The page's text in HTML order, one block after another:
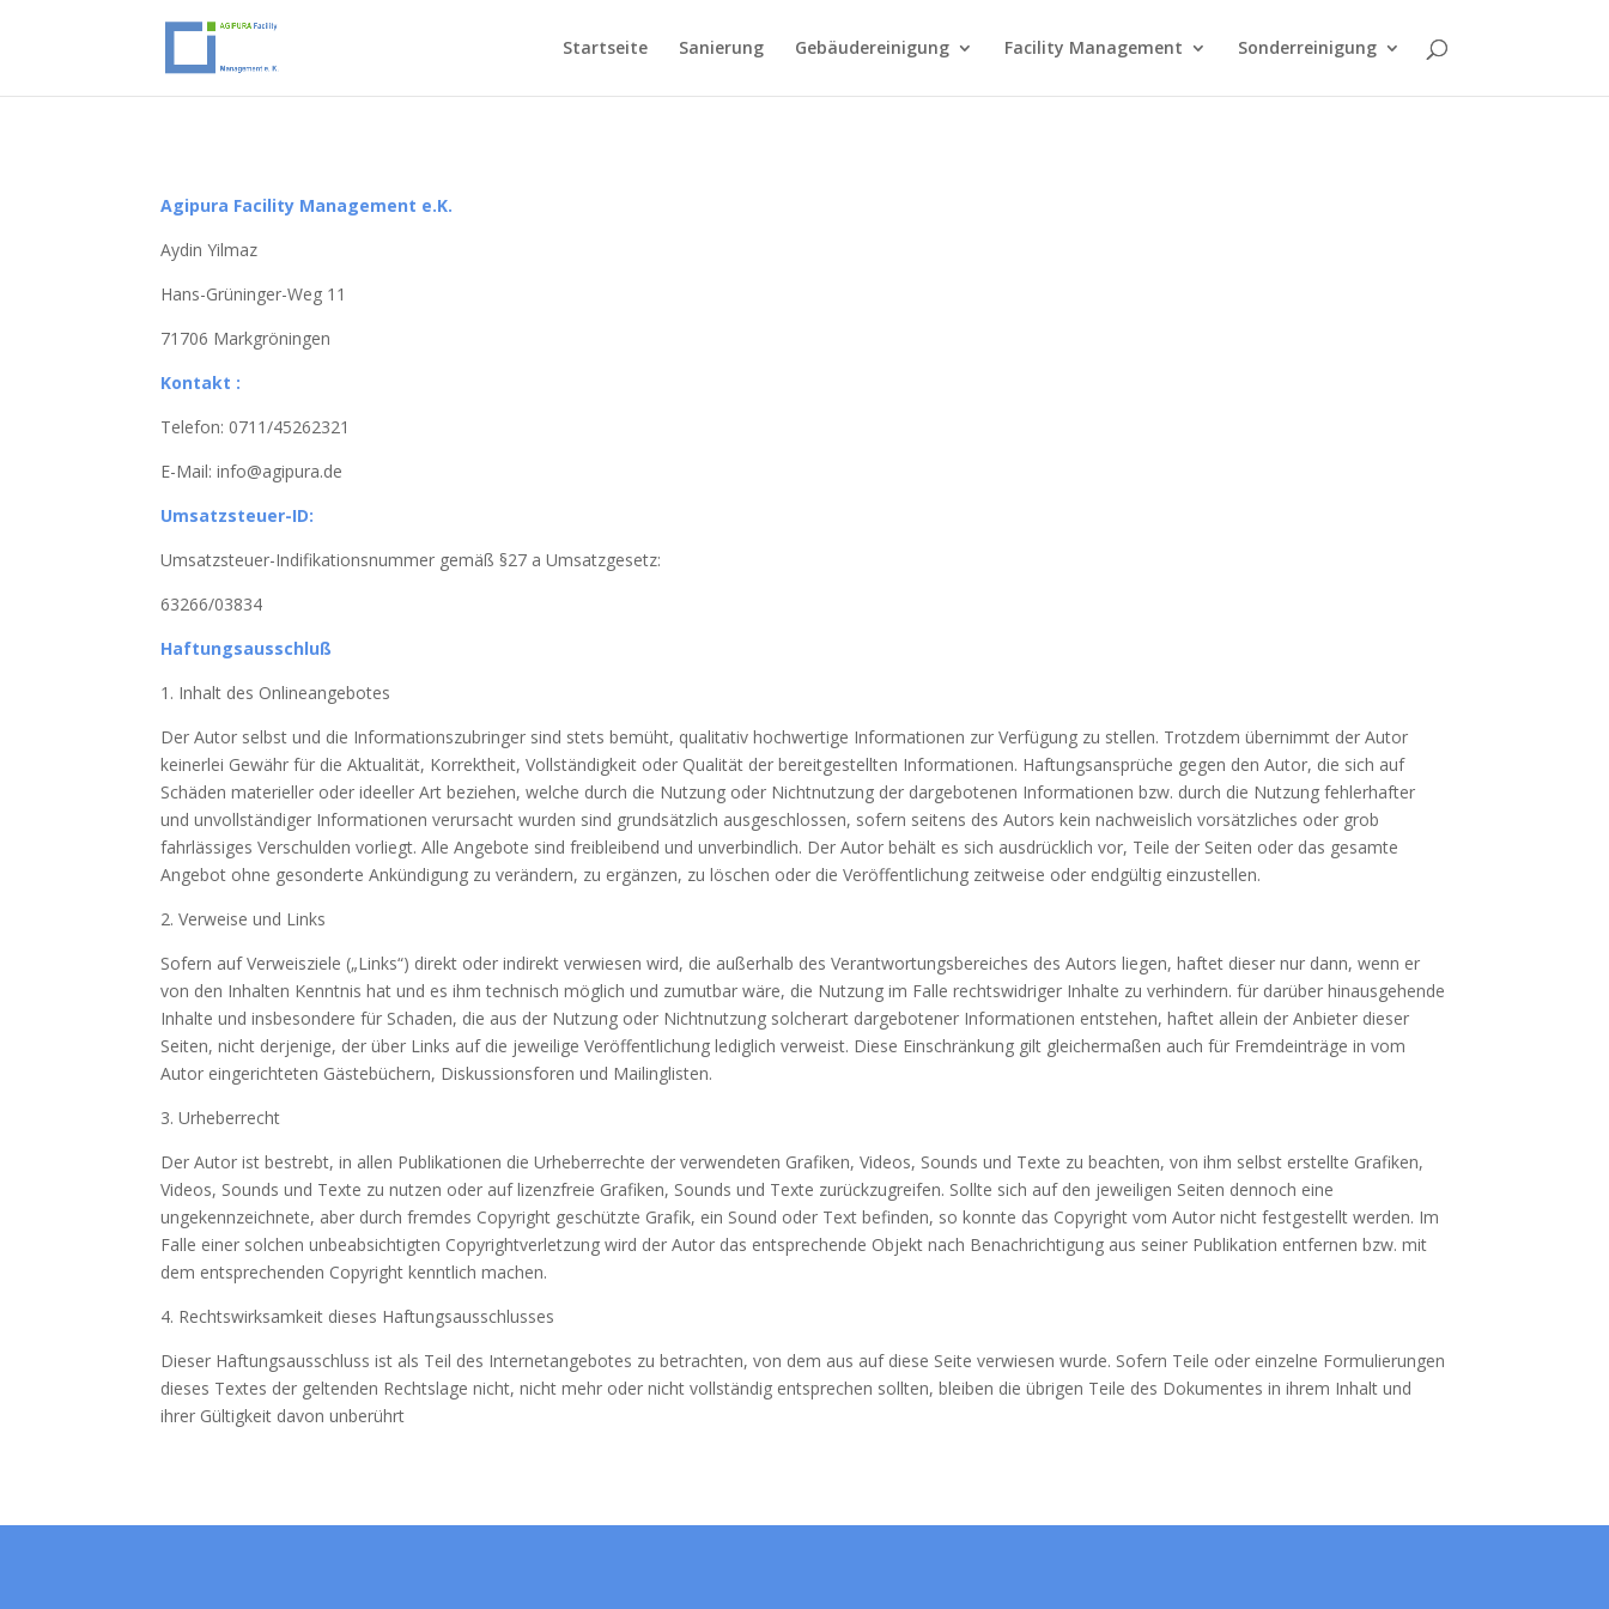
Startseite Sanierung Gebäudereinigung Facility Management Sonderreinigung
Agipura Facility Management e.K.
Aydin Yilmaz
Hans-Grüninger-Weg 11
71706 Markgröningen
Kontakt :
Telefon: 0711/45262321
E-Mail: info@agipura.de
Umsatzsteuer-ID:
Umsatzsteuer-Indifikationsnummer gemäß §27 a Umsatzgesetz:
63266/03834
Haftungsausschluß
1. Inhalt des Onlineangebotes
Der Autor selbst und die Informationszubringer sind stets bemüht, qualitativ hochwertige Informationen zur Verfügung zu stellen. Trotzdem übernimmt der Autor
keinerlei Gewähr für die Aktualität, Korrektheit, Vollständigkeit oder Qualität der bereitgestellten Informationen. Haftungsansprüche gegen den Autor, die sich auf
Schäden materieller oder ideeller Art beziehen, welche durch die Nutzung oder Nichtnutzung der dargebotenen Informationen bzw. durch die Nutzung fehlerhafter
und unvollständiger Informationen verursacht wurden sind grundsätzlich ausgeschlossen, sofern seitens des Autors kein nachweislich vorsätzliches oder grob
fahrlässiges Verschulden vorliegt. Alle Angebote sind freibleibend und unverbindlich. Der Autor behält es sich ausdrücklich vor, Teile der Seiten oder das gesamte
Angebot ohne gesonderte Ankündigung zu verändern, zu ergänzen, zu löschen oder die Veröffentlichung zeitweise oder endgültig einzustellen.
2. Verweise und Links
Sofern auf Verweisziele („Links“) direkt oder indirekt verwiesen wird, die außerhalb des Verantwortungsbereiches des Autors liegen, haftet dieser nur dann, wenn er
von den Inhalten Kenntnis hat und es ihm technisch möglich und zumutbar wäre, die Nutzung im Falle rechtswidriger Inhalte zu verhindern. für darüber hinausgehende
Inhalte und insbesondere für Schaden, die aus der Nutzung oder Nichtnutzung solcherart dargebotener Informationen entstehen, haftet allein der Anbieter dieser
Seiten, nicht derjenige, der über Links auf die jeweilige Veröffentlichung lediglich verweist. Diese Einschränkung gilt gleichermaßen auch für Fremdeinträge in vom
Autor eingerichteten Gästebüchern, Diskussionsforen und Mailinglisten.
3. Urheberrecht
Der Autor ist bestrebt, in allen Publikationen die Urheberrechte der verwendeten Grafiken, Videos, Sounds und Texte zu beachten, von ihm selbst erstellte Grafiken,
Videos, Sounds und Texte zu nutzen oder auf lizenzfreie Grafiken, Sounds und Texte zurückzugreifen. Sollte sich auf den jeweiligen Seiten dennoch eine
ungekennzeichnete, aber durch fremdes Copyright geschützte Grafik, ein Sound oder Text befinden, so konnte das Copyright vom Autor nicht festgestellt werden. Im
Falle einer solchen unbeabsichtigten Copyrightverletzung wird der Autor das entsprechende Objekt nach Benachrichtigung aus seiner Publikation entfernen bzw. mit
dem entsprechenden Copyright kenntlich machen.
4. Rechtswirksamkeit dieses Haftungsausschlusses
Dieser Haftungsausschluss ist als Teil des Internetangebotes zu betrachten, von dem aus auf diese Seite verwiesen wurde. Sofern Teile oder einzelne Formulierungen
dieses Textes der geltenden Rechtslage nicht, nicht mehr oder nicht vollständig entsprechen sollten, bleiben die übrigen Teile des Dokumentes in ihrem Inhalt und
ihrer Gültigkeit davon unberührt